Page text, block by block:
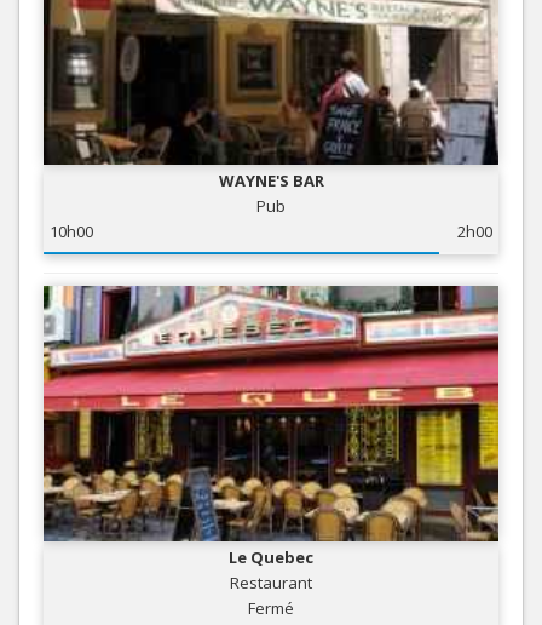
WAYNE'S BAR
Pub
10h00
2h00
Le Quebec
Restaurant
Fermé